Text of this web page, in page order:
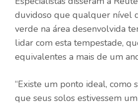
duvidoso que qualquer nível
verde na área desenvolvida
lidar com esta tempestade,
equivalentes a mais de um
“Existe um ponto ideal, como
que seus solos estivessem